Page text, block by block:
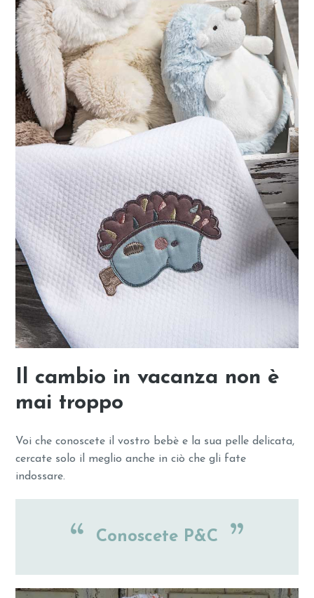
Il cambio in vacanza non è
mai troppo
Voi che conoscete il vostro bebè e la sua pelle delicata,
cercate solo il meglio anche in ciò che gli fate
indossare.
Conoscete P&C